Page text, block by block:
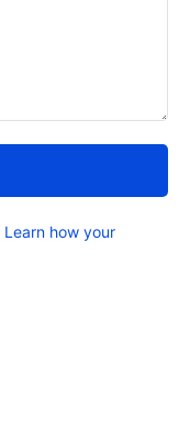
Learn how your